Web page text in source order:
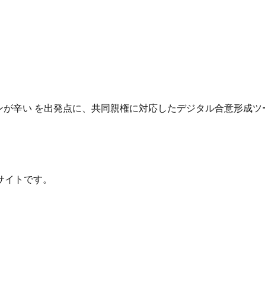
辛い を出発点に、共同親権に対応したデジタル合意形成
トです。